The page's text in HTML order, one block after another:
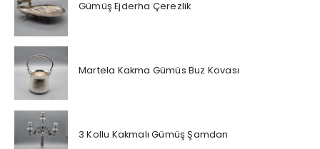
Gümüş Ejderha Çerezlik
Martela Kakma Gümüs Buz Kovası
3 Kollu Kakmalı Gümüş Şamdan